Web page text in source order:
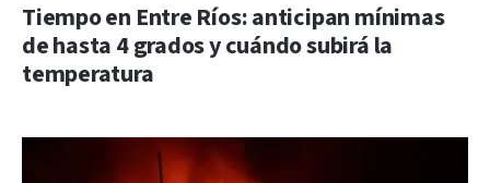
Tiempo en Entre Ríos: anticipan mínimas
de hasta 4 grados y cuándo subirá la
temperatura